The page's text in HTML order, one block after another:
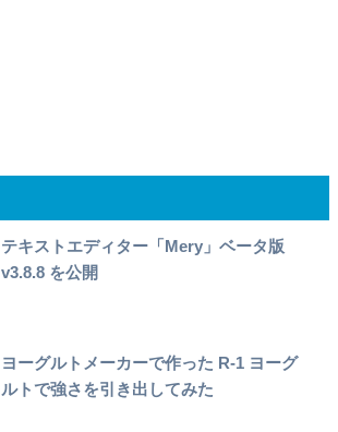
テキストエディター「Mery」ベータ版
v3.8.8 を公開
ヨーグルトメーカーで作った R-1 ヨーグ
ルトで強さを引き出してみた